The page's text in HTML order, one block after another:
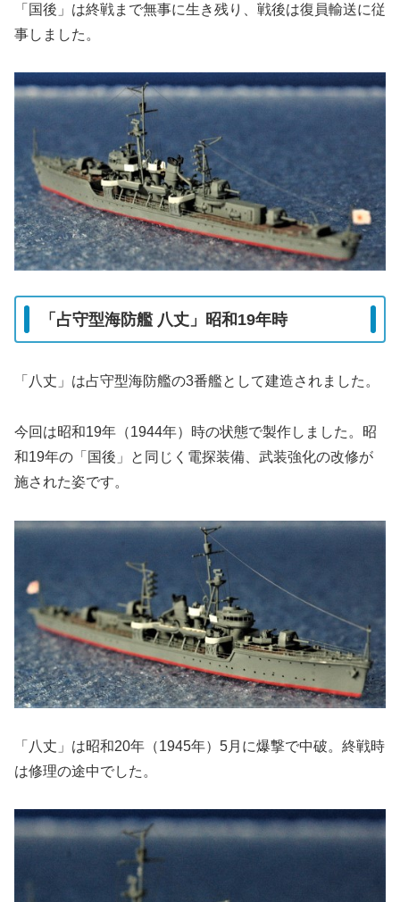
「国後」は終戦まで無事に生き残り、戦後は復員輸送に従
事しました。
「占守型海防艦 八丈」昭和19年時
「八丈」は占守型海防艦の3番艦として建造されました。
今回は昭和19年（1944年）時の状態で製作しました。昭
和19年の「国後」と同じく電探装備、武装強化の改修が
施された姿です。
「八丈」は昭和20年（1945年）5月に爆撃で中破。終戦時
は修理の途中でした。